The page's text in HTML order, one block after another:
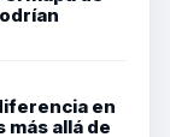
en
allá de